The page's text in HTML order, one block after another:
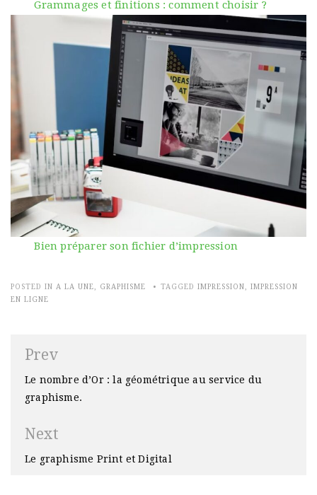
Grammages et finitions : comment choisir ?
Bien préparer son fichier d’impression
POSTED IN A LA UNE GRAPHISME TAGGED IMPRESSION
IMPRESSION
EN LIGNE
Navigation
l’article
Prev
Le nombre d’Or : la géométrique au service du
graphisme.
Next
Le graphisme Print et Digital